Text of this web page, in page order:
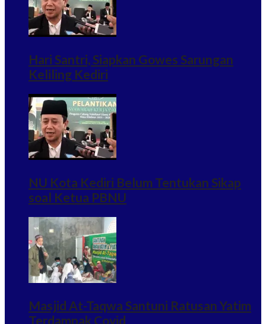
Hari Santri, Siapkan Gowes Sarungan
Keliling Kediri
NU Kota Kediri Belum Tentukan Sikap
soal Ketua PBNU
Masjid At-Taqwa Santuni Ratusan Yatim
Terdampak Covid